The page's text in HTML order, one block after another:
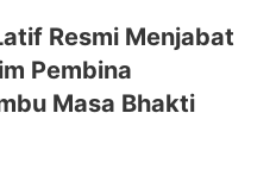
Resmi Menjabat
Pembina
Masa Bhakti